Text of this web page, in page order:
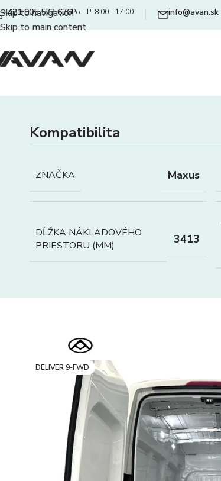
Skip to navigation
Skip to main content
+421 905 573 676Po - Pi 8:00 - 17:00 info@avan.sk
Kompatibilita
ZNAČKA Maxus
DĹŽKA NÁKLADOVÉHO
PRIESTORU (MM)
3413
DELIVER 9-FWD